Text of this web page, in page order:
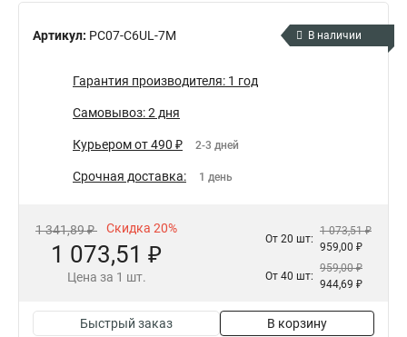
Артикул: PC07-C6UL-7M В наличии
Гарантия производителя: 1 год
Самовывоз: 2 дня
Курьером от 490 ₽ 2-3 дней
Срочная доставка: 1 день
1 341,89 ₽ Скидка 20%
1 073,51 ₽
Цена за 1 шт.
От 20 шт:
1 073,51 ₽
959,00 ₽
От 40 шт:
959,00 ₽
944,69 ₽
Быстрый заказ В корзину